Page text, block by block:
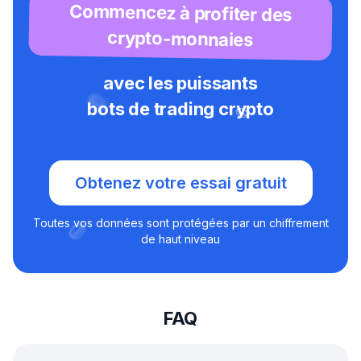
Commencez à profiter des
crypto-monnaies
avec les puissants
bots de trading crypto
Obtenez votre essai gratuit
Toutes vos données sont protégées par un chiffrement
de haut niveau
FAQ